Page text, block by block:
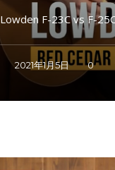
Lowden F-23C vs F-
2021年1月5日 0